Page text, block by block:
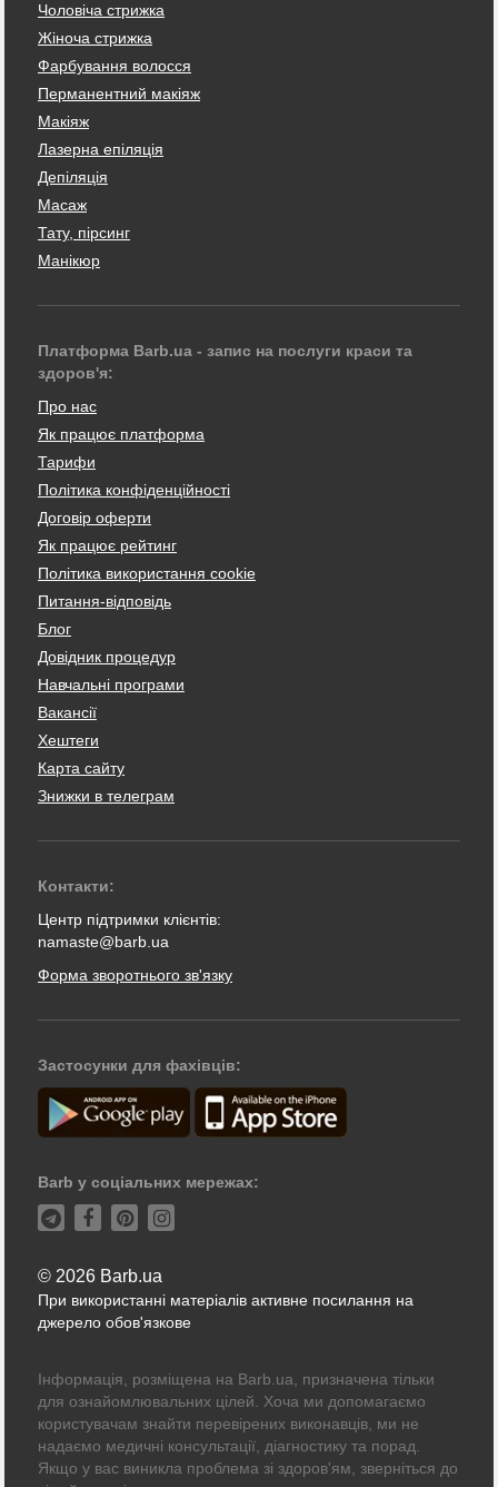
Чоловіча стрижка
Жіноча стрижка
Фарбування волосся
Перманентний макіяж
Макіяж
Лазерна епіляція
Депіляція
Масаж
Тату, пірсинг
Манікюр
Платформа Barb.ua - запис на послуги краси та
здоров'я:
Про нас
Як працює платформа
Тарифи
Політика конфіденційності
Договір оферти
Як працює рейтинг
Політика використання cookie
Питання-відповідь
Блог
Довідник процедур
Навчальні програми
Вакансії
Хештеги
Карта сайту
Знижки в телеграм
Контакти:
Центр підтримки клієнтів:
namaste@barb.ua
Форма зворотнього зв'язку
Застосунки для фахівців:
Barb у соціальних мережах:
© 2026 Barb.ua
При використанні матеріалів активне посилання на
джерело обов'язкове
Інформація, розміщена на Barb.ua, призначена тільки
для ознайомлювальних цілей. Хоча ми допомагаємо
користувачам знайти перевірених виконавців, ми не
надаємо медичні консультації, діагностику та порад.
Якщо у вас виникла проблема зі здоров'ям, зверніться до